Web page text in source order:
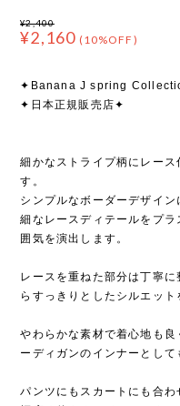
¥2,400
¥2,160 (10%OFF)
✦Banana J spring
✦日本正規販売店✦
細かなストライプ柄にレー
す。
シンプルなボーダーデザイ
細なレースディテールをプ
囲気を演出します。
レースを重ねた部分は丁寧
らすっきりとしたシルエット
やわらかな素材で着心地も
ーディガンのインナーとして
パンツにもスカートにも合